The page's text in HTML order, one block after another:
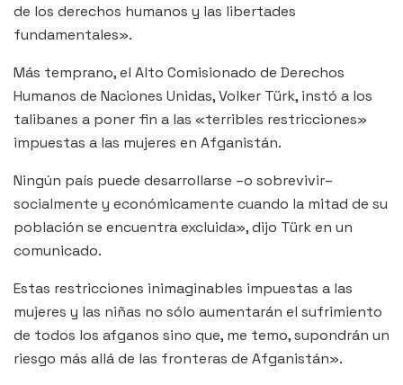
de los derechos humanos y las libertades
fundamentales».
Más temprano, el Alto Comisionado de Derechos
Humanos de Naciones Unidas, Volker Türk, instó a los
talibanes a poner fin a las «terribles restricciones»
impuestas a las mujeres en Afganistán.
Ningún país puede desarrollarse –o sobrevivir–
socialmente y económicamente cuando la mitad de su
población se encuentra excluida», dijo Türk en un
comunicado.
Estas restricciones inimaginables impuestas a las
mujeres y las niñas no sólo aumentarán el sufrimiento
de todos los afganos sino que, me temo, supondrán un
riesgo más allá de las fronteras de Afganistán».